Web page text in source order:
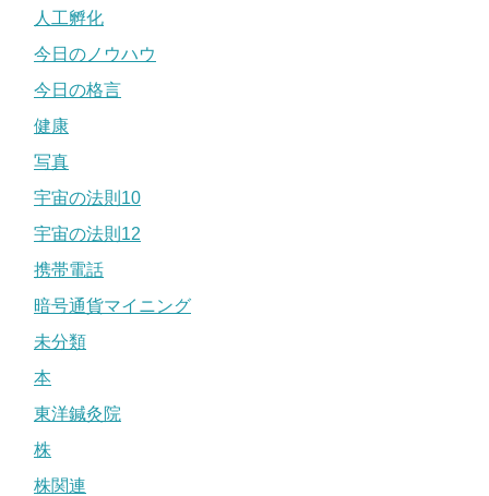
人工孵化
今日のノウハウ
今日の格言
健康
写真
宇宙の法則10
宇宙の法則12
携帯電話
暗号通貨マイニング
未分類
本
東洋鍼灸院
株
株関連